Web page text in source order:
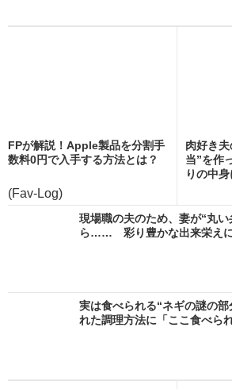
FPが解説！Apple製品を分割手
数料0円で入手する方法とは？
(Fav-Log)
肉好き
当”を
りの中
現場職の夫のため、妻が“丸い
ら…… 彩り豊かな出来栄え
実は食べられる“ネギの謎の
れた調理方法に「ここ食べら